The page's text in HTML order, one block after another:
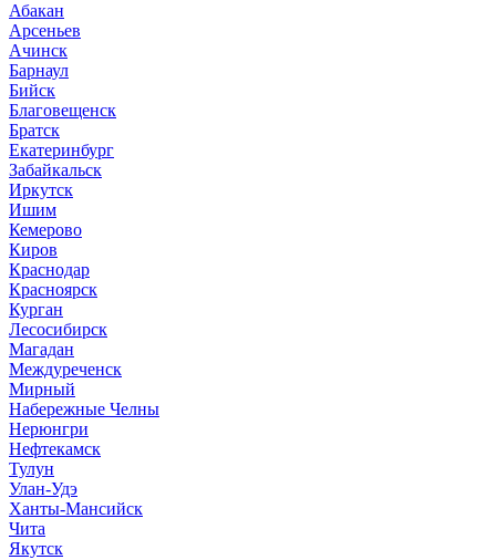
Абакан
Арсеньев
Ачинск
Барнаул
Бийск
Благовещенск
Братск
Екатеринбург
Забайкальск
Иркутск
Ишим
Кемерово
Киров
Краснодар
Красноярск
Курган
Лесосибирск
Магадан
Междуреченск
Мирный
Набережные Челны
Нерюнгри
Нефтекамск
Тулун
Улан-Удэ
Ханты-Мансийск
Чита
Якутск